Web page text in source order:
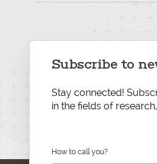
Subscribe to
Stay connected!
in the fields of
How to call you?